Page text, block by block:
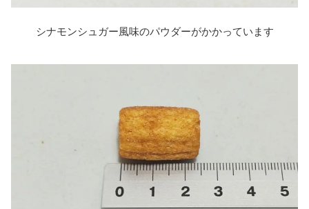
シナモンシュガー風味のパウダーがかかっています